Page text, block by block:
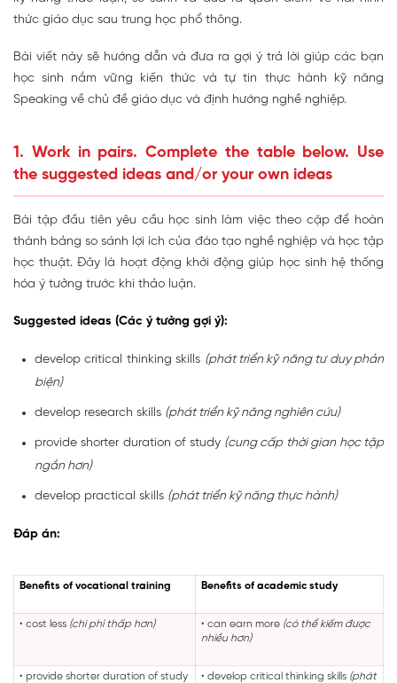
thức giáo dục sau trung học phổ thông.
Bài viết này sẽ hướng dẫn và đưa ra gợi ý trả lời giúp các bạn
học sinh nắm vững kiến thức và tự tin thực hành kỹ năng
Speaking về chủ đề giáo dục và định hướng nghề nghiệp.
1. Work in pairs. Complete the table below. Use
the suggested ideas and/or your own ideas
Bài tập đầu tiên yêu cầu học sinh làm việc theo cặp để hoàn
thành bảng so sánh lợi ích của đào tạo nghề nghiệp và học tập
học thuật. Đây là hoạt động khởi động giúp học sinh hệ thống
hóa ý tưởng trước khi thảo luận.
Suggested ideas (Các ý tưởng gợi ý):
develop critical thinking skills (phát triển kỹ năng tư duy phản
biện)
develop research skills (phát triển kỹ năng nghiên cứu)
provide shorter duration of study (cung cấp thời gian học tập
ngắn hơn)
develop practical skills (phát triển kỹ năng thực hành)
Đáp án:
Benefits of vocational training Benefits of academic study
• cost less (chi phí thấp hơn) • can earn more (có thể kiếm được
nhiều hơn)
• provide shorter duration of study
• develop critical thinking skills (phát